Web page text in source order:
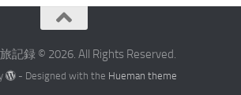
記録 © 2026. All Rights Reserved.
- Designed with the Hueman theme